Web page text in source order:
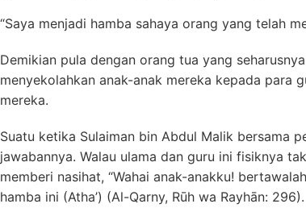
“Saya menjadi hamba sahaya orang yang telah
Demikian pula dengan orang tua yang
menyekolahkan anak-anak mereka kepada para
mereka.
Suatu ketika Sulaiman bin Abdul Malik bersama
jawabannya. Walau ulama dan guru ini fisiknya
memberi nasihat, “Wahai anak-anakku!
hamba ini (Atha’) (Al-Qarny, Rūh wa Rayhān: 296).